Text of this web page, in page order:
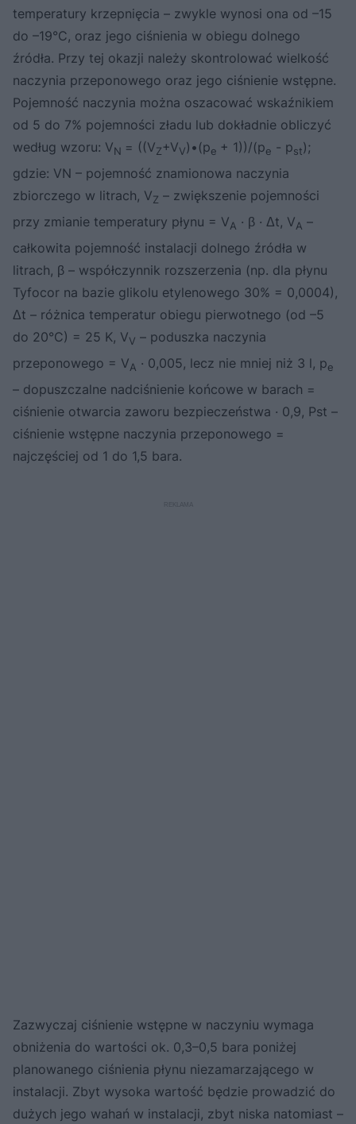
temperatury krzepnięcia – zwykle wynosi ona od –15
do –19°C, oraz jego ciśnienia w obiegu dolnego
źródła. Przy tej okazji należy skontrolować wielkość
naczynia przeponowego oraz jego ciśnienie wstępne.
Pojemność naczynia można oszacować wskaźnikiem
od 5 do 7% pojemności zładu lub dokładnie obliczyć
według wzoru: VN = ((VZ+VV)•(pe + 1))/(pe - pst);
gdzie: VN – pojemność znamionowa naczynia
zbiorczego w litrach, VZ – zwiększenie pojemności
przy zmianie temperatury płynu = VA · β · Δt, VA –
całkowita pojemność instalacji dolnego źródła w
litrach, β – współczynnik rozszerzenia (np. dla płynu
Tyfocor na bazie glikolu etylenowego 30% = 0,0004),
Δt – różnica temperatur obiegu pierwotnego (od –5
do 20°C) = 25 K, VV – poduszka naczynia
przeponowego = VA · 0,005, lecz nie mniej niż 3 l, pe
– dopuszczalne nadciśnienie końcowe w barach =
ciśnienie otwarcia zaworu bezpieczeństwa · 0,9, Pst –
ciśnienie wstępne naczynia przeponowego =
najczęściej od 1 do 1,5 bara.
Zazwyczaj ciśnienie wstępne w naczyniu wymaga
obniżenia do wartości ok. 0,3–0,5 bara poniżej
planowanego ciśnienia płynu niezamarzającego w
instalacji. Zbyt wysoka wartość będzie prowadzić do
dużych jego wahań w instalacji, zbyt niska natomiast –